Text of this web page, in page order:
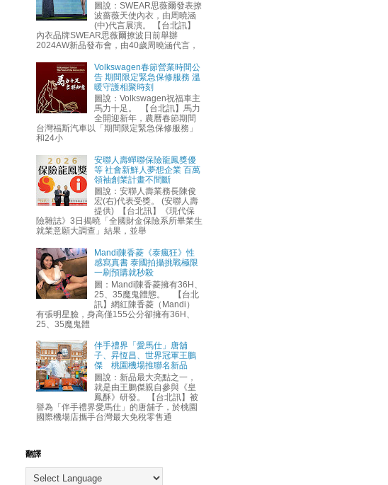
圖說：SWEAR思薇爾發表撩
波薔薇天使內衣，由周曉涵
(中)代言展演。 【台北訊】
內衣品牌SWEAR思薇爾撩波日前舉辦
2024AW新品發布會，由40歲周曉涵代言，
Volkswagen春節營業時間公
告 期間限定緊急保修服務 溫
暖守護相聚時刻
圖說：Volkswagen祝福車主
馬力十足。 【台北訊】馬力
全開迎新年，農曆春節期間
台灣福斯汽車以「期間限定緊急保修服務」
和24小
安聯人壽蟬聯保險龍鳳獎優
等 社會新鮮人夢想企業 百萬
領袖創業計畫不間斷
圖說：安聯人壽業務長陳俊
宏(右)代表受獎。 (安聯人壽
提供) 【台北訊】《現代保
險雜誌》3日揭曉「全國財金保險系所畢業生
就業意願大調查」結果，並舉
Mandi陳香菱《泰瘋狂》性
感寫真書 泰國拍攝挑戰極限
一刷預購就秒殺
圖：Mandi陳香菱擁有36H、
25、35魔鬼體態。 【台北
訊】網紅陳香菱（Mandi）
有張明星臉，身高僅155公分卻擁有36H、
25、35魔鬼體
伴手禮界「愛馬仕」唐舖
子、昇恆昌、世界冠軍王鵬
傑 桃園機場推聯名新品
圖說：新品最大亮點之一，
就是由王鵬傑親自參與《皇
鳳酥》研發。 【台北訊】被
譽為「伴手禮界愛馬仕」的唐舖子，於桃園
國際機場店攜手台灣最大免稅零售通
翻譯